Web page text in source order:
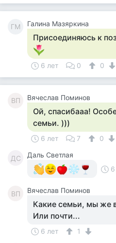
ГМ Галина Мазяркина
Присоединяюсь к
6 лет 0 0
ВП Вячеслав Поминов
Ой, спасибааа!
семьи. )))
6 лет 7 0
ДС
Даль Светлая
ВП Вячеслав Поминов
Какие семьи, мы же
Или почти...
6 лет 1